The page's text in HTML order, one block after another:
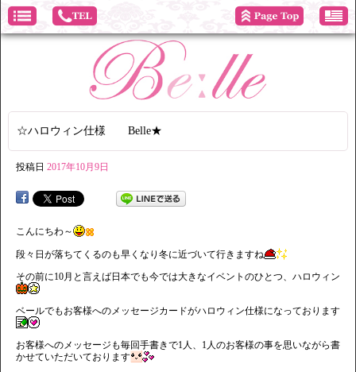
☆ハロウィン仕様 Belle★
投稿日 2017年10月9日
こんにちわ～
段々日が落ちてくるのも早くなり冬に近づいて行きますね
その前に10月と言えば日本でも今では大きなイベントのひとつ、ハロウィン
ベールでもお客様へのメッセージカードがハロウィン仕様になっております
お客様へのメッセージも毎回手書きで1人、1人のお客様の事を思いながら書
かせていただいております